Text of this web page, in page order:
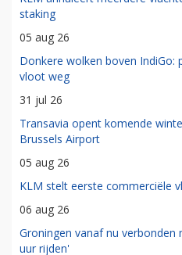
staking
05 aug 26
Donkere wolken boven IndiGo:
vloot weg
31 jul 26
Transavia opent komende
Brussels Airport
05 aug 26
KLM stelt eerste commerciële
06 aug 26
Groningen vanaf nu verbonden
uur rijden'